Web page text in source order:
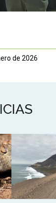
de 2026